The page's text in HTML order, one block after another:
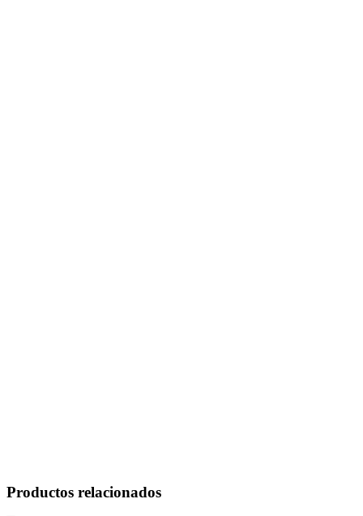
Productos relacionados